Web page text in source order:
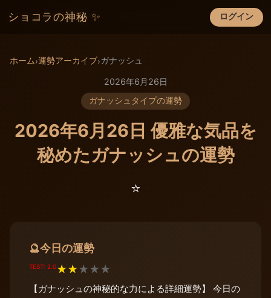
ショコラの神秘 ✨ ログイン
×
ホーム›運勢アーカイブ›ガナッシュ
2026年6月26日
ガナッシュタイプの運勢
2026年6月26日 優雅な気品を
秘めたガナッシュの運勢
⭐️
🔮今日の運勢
TEST: 2.0★★★★★
【ガナッシュの神秘的な力による詳細運勢】 今日の